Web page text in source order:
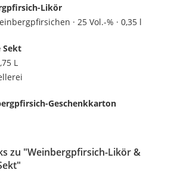
Likör
· 25 Vol.-% · 0,35 l
Sekt
L
Geschenkkarton
zu "Weinbergpfirsich-Likör &